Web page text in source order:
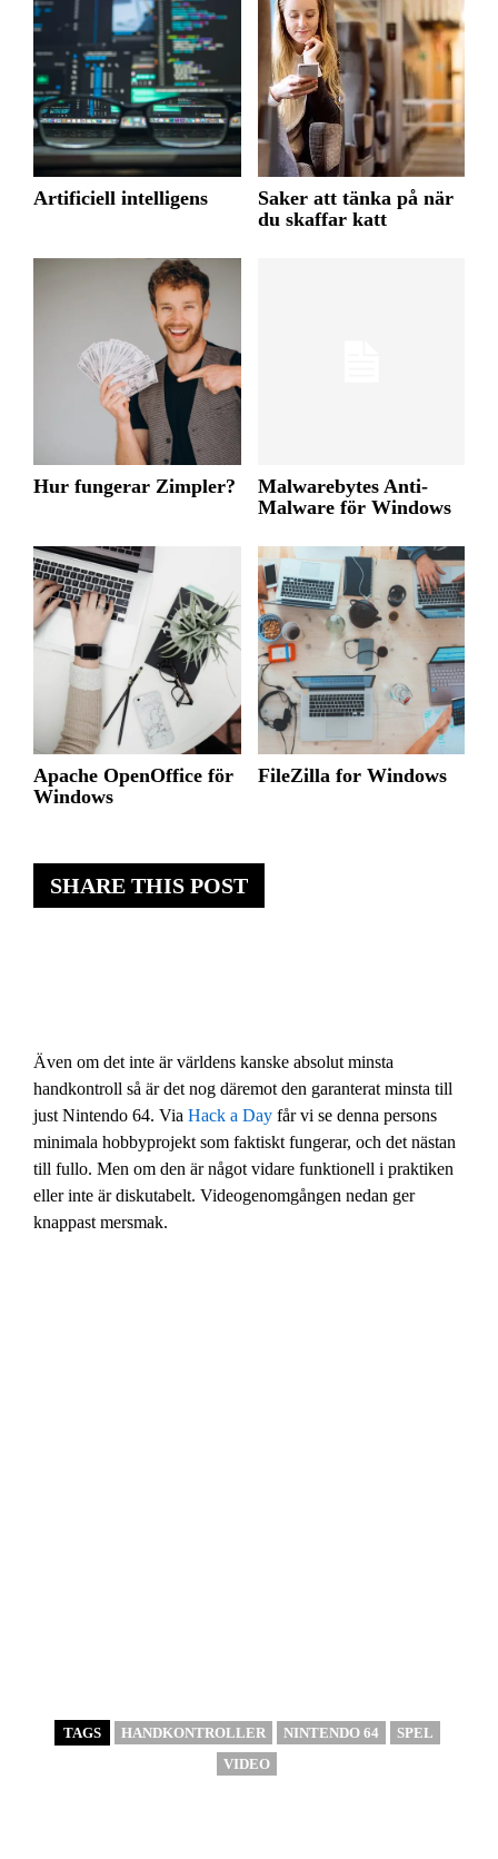
SHARE THIS POST
Även om det inte är världens kanske absolut minsta
handkontroll så är det nog däremot den garanterat minsta till
just Nintendo 64. Via Hack a Day får vi se denna persons
minimala hobbyprojekt som faktiskt fungerar, och det nästan
till fullo. Men om den är något vidare funktionell i praktiken
eller inte är diskutabelt. Videogenomgången nedan ger
knappast mersmak.
TAGS HANDKONTROLLER NINTENDO 64
SPEL
VIDEO
Artificiell intelligens
Saker att tänka på när
du skaffar katt
Hur fungerar Zimpler?
Malwarebytes Anti-
Malware för Windows
Apache OpenOffice för
Windows
FileZilla for Windows